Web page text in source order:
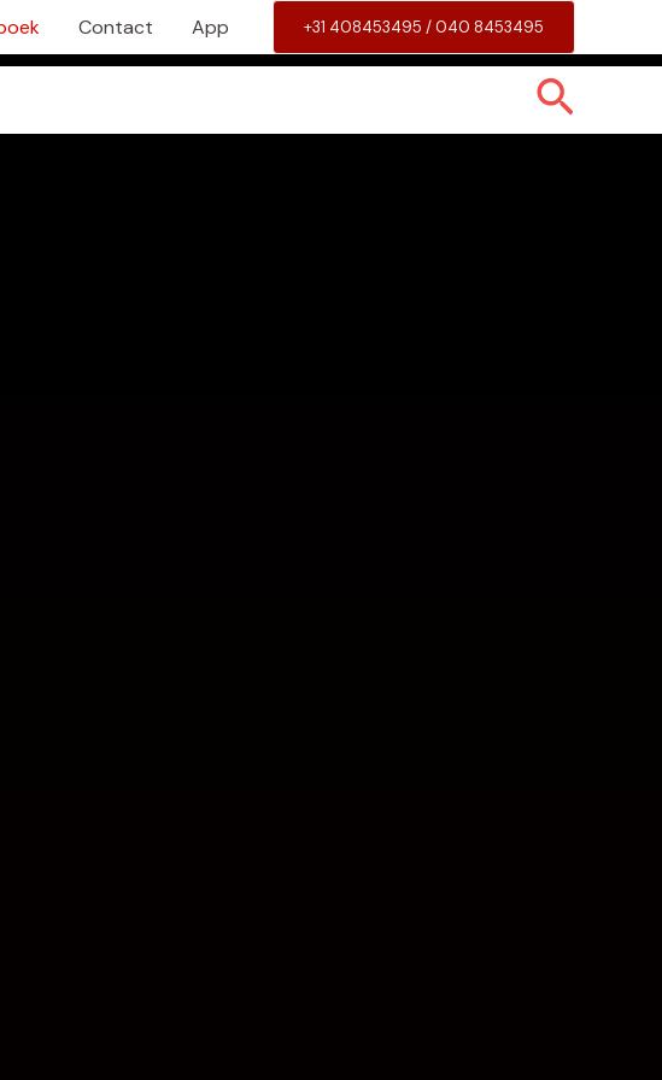
Contact App +31 408453495 / 040 8453495